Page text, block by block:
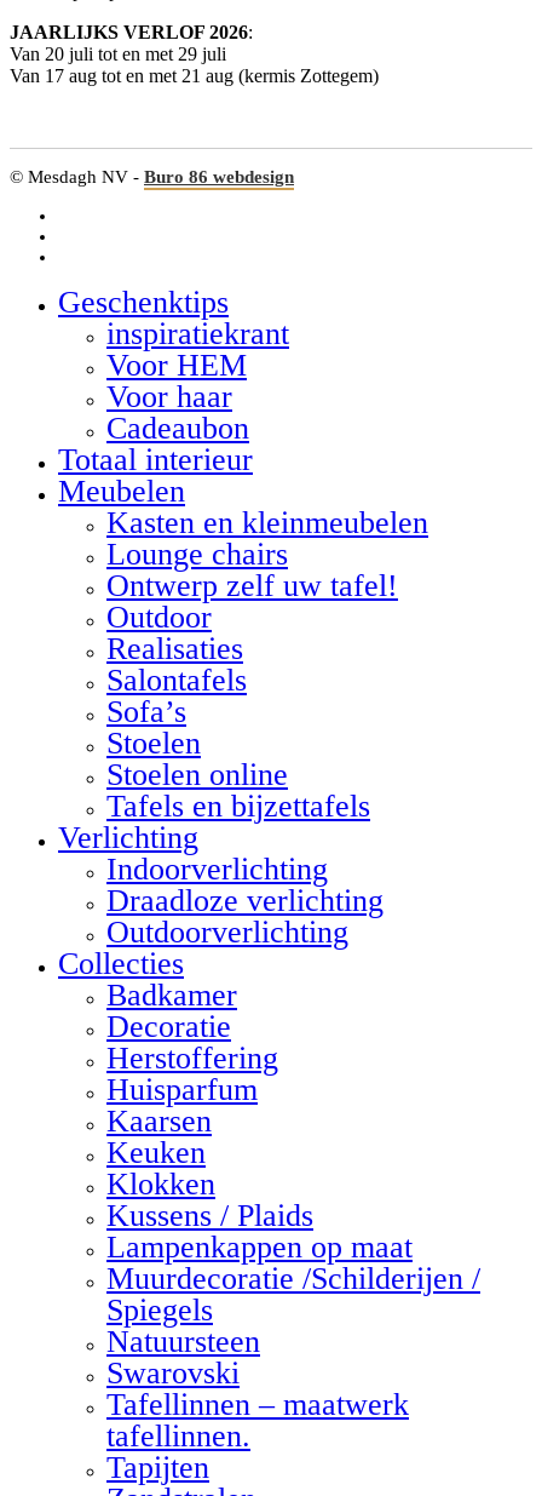
JAARLIJKS VERLOF 2026:
Van 20 juli tot en met 29 juli
Van 17 aug tot en met 21 aug (kermis Zottegem)
© Mesdagh NV - Buro 86 webdesign
Geschenktips
inspiratiekrant
Voor HEM
Voor haar
Cadeaubon
Totaal interieur
Meubelen
Kasten en kleinmeubelen
Lounge chairs
Ontwerp zelf uw tafel!
Outdoor
Realisaties
Salontafels
Sofa’s
Stoelen
Stoelen online
Tafels en bijzettafels
Verlichting
Indoorverlichting
Draadloze verlichting
Outdoorverlichting
Collecties
Badkamer
Decoratie
Herstoffering
Huisparfum
Kaarsen
Keuken
Klokken
Kussens / Plaids
Lampenkappen op maat
Muurdecoratie /Schilderijen /
Spiegels
Natuursteen
Swarovski
Tafellinnen – maatwerk
tafellinnen.
Tapijten